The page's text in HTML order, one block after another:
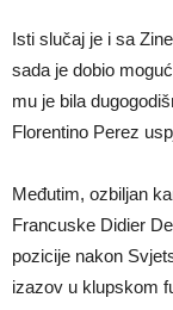
Isti slučaj je i sa
sada je dobio
mu je bila
Florentino Perez
Međutim, ozbiljan
Francuske Didier
pozicije nakon
izazov u klupskom